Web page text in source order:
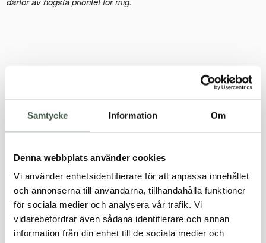
Samtycke Information Om
Denna webbplats använder cookies
Vi använder enhetsidentifierare för att anpassa innehållet
och annonserna till användarna, tillhandahålla funktioner
för sociala medier och analysera vår trafik. Vi
vidarebefordrar även sådana identifierare och annan
information från din enhet till de sociala medier och
Berätta mer, på vilket sätt försöker du vara hållbar i ditt
– Åh, på alla sätt försöker jag tänka hållbart! Hela grunden till
bakverket handlar om att man tog vara på all mjölk som blev över
tunt skal, det är svårt att sälja dem i butik för de är så sköra, men
för mig är det perfekt, det går fort att knäcka och de undviks att
slängas. Mjölken köper jag från tre lokala mejerier, sockret är
såklart svenskt och sedan är dessutom alla ostkakor helt
glutenfria.